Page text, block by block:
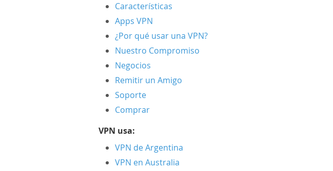
Características
Apps VPN
¿Por qué usar una VPN?
Nuestro Compromiso
Negocios
Remitir un Amigo
Soporte
Comprar
VPN usa:
VPN de Argentina
VPN en Australia